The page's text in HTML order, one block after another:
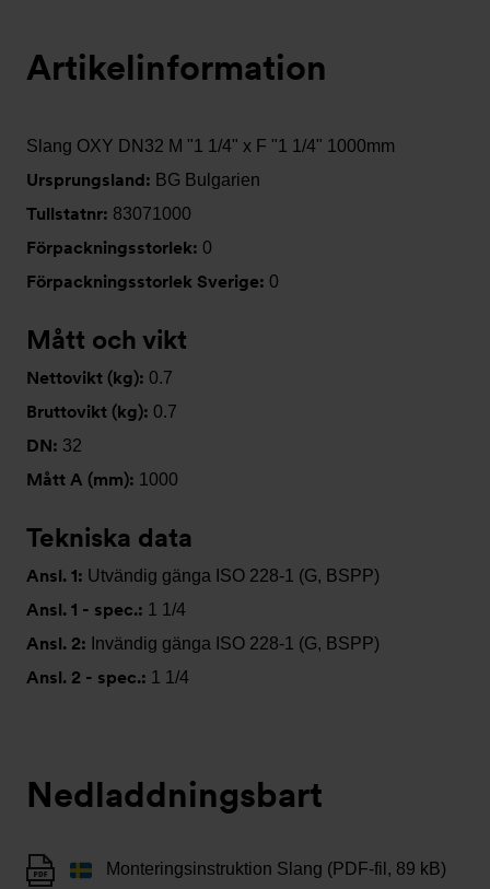
Artikelinformation
Slang OXY DN32 M "1 1/4" x F "1 1/4" 1000mm
Ursprungsland: BG Bulgarien
Tullstatnr: 83071000
Förpackningsstorlek: 0
Förpackningsstorlek Sverige: 0
Mått och vikt
Nettovikt (kg): 0.7
Bruttovikt (kg): 0.7
DN: 32
Mått A (mm): 1000
Tekniska data
Ansl. 1: Utvändig gänga ISO 228-1 (G, BSPP)
Ansl. 1 - spec.: 1 1/4
Ansl. 2: Invändig gänga ISO 228-1 (G, BSPP)
Ansl. 2 - spec.: 1 1/4
Nedladdningsbart
Monteringsinstruktion Slang (PDF-fil, 89 kB)